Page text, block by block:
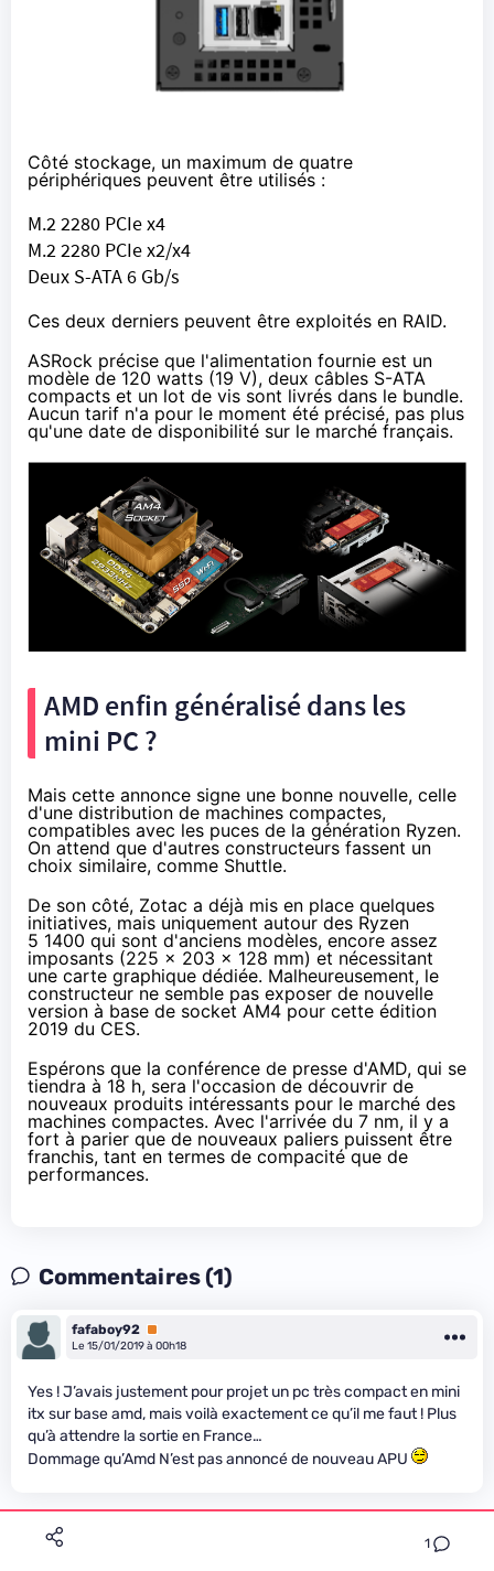
Côté stockage, un maximum de quatre
périphériques peuvent être utilisés :
M.2 2280 PCIe x4
M.2 2280 PCIe x2/x4
Deux S-ATA 6 Gb/s
Ces deux derniers peuvent être exploités en RAID.
ASRock précise que l'alimentation fournie est un
modèle de 120 watts (19 V), deux câbles S-ATA
compacts et un lot de vis sont livrés dans le bundle.
Aucun tarif n'a pour le moment été précisé, pas plus
qu'une date de disponibilité sur le marché français.
AMD enfin généralisé dans les
mini PC ?
Mais cette annonce signe une bonne nouvelle, celle
d'une distribution de machines compactes,
compatibles avec les puces de la génération Ryzen.
On attend que d'autres constructeurs fassent un
choix similaire, comme Shuttle.
De son côté, Zotac a déjà mis en place quelques
initiatives, mais uniquement autour des Ryzen
5 1400 qui sont d'anciens modèles, encore assez
imposants (225 x 203 x 128 mm) et nécessitant
une carte graphique dédiée. Malheureusement, le
constructeur ne semble pas exposer de nouvelle
version à base de socket AM4 pour cette édition
2019 du CES.
Espérons que la conférence de presse d'AMD, qui se
tiendra à 18 h, sera l'occasion de découvrir de
nouveaux produits intéressants pour le marché des
machines compactes. Avec l'arrivée du 7 nm, il y a
fort à parier que de nouveaux paliers puissent être
franchis, tant en termes de compacité que de
performances.
1
Commentaires (1)
fafaboy92 Premium
Le 15/01/2019 à 00h18
Yes ! J’avais justement pour projet un pc très compact en mini
itx sur base amd, mais voilà exactement ce qu’il me faut ! Plus
qu’à attendre la sortie en France…
Dommage qu’Amd N’est pas annoncé de nouveau APU